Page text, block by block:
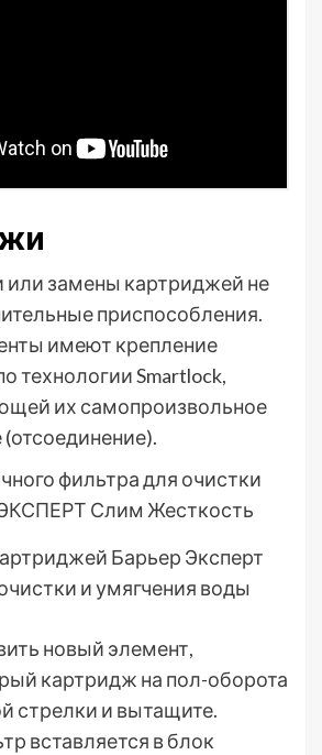
или замены картриджей не
приспособления.
имеют крепление
технологии Smartlock,
их самопроизвольное
Барьер Эксперт
и умягчения воды
новый элемент,
картридж на пол-оборота
стрелки и вытащите.
вставляется в блок